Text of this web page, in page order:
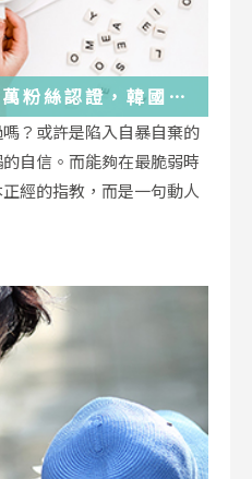
粉絲認證，韓國最
國民姐姐」金美敬
中送炭！
？或許是陷入自暴自棄的
自信。而能夠在最脆弱時
經的指教，而是一句動人